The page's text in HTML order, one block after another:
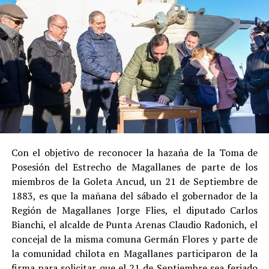
Entre las razones que permitieron esta medida, según la
Justicia, se consideraron dosatenuantes:
Sucolaboración sustancial con la investigación,
al admitir los hechos.
Suconducta anterior irreprochable , al no
registrar antecedentes penales previos.
Estas circunstancias jurídicas, sumadas al
procedimiento abreviado, redujeron la posibilidad de un
cumplimiento efectivo en recinto penitenciario.
Indemnización a la víctima y nueva investigación
por ocultamiento de bienes
En el ámbito civil, elJuzgado de Letras de Castrodictó
enseptiembre de 2023una sentencia que obliga a
Pedro Montecinos apagar una indemnización total de
$120 millonespor concepto de daño moral:
Con el objetivo de reconocer la hazaña de la Toma de
Posesión del Estrecho de Magallanes de parte de los
miembros de la Goleta Ancud, un 21 de Septiembre de
1883, es que la mañana del sábado el gobernador de la
Región de Magallanes Jorge Flies, el diputado Carlos
Bianchi, el alcalde de Punta Arenas Claudio Radonich, el
concejal de la misma comuna Germán Flores y parte de
la comunidad chilota en Magallanes participaron de la